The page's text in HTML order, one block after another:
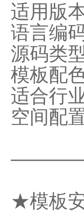
适用版
语言编
源码类
模板配
适合行
空间配
★模板